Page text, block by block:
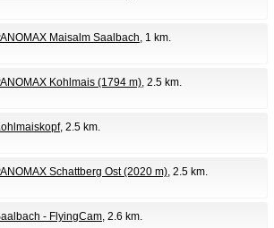
Maisalm Saalbach, 1 km.
Kohlmais (1794 m), 2.5 km.
, 2.5 km.
Schattberg Ost (2020 m), 2.5 km.
- FlyingCam, 2.6 km.